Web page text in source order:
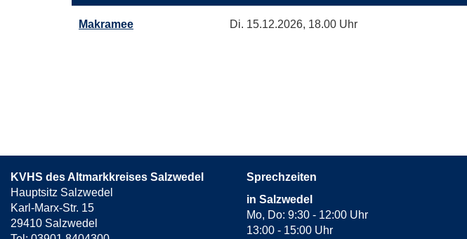
Tabellenüberschriften
Makramee
Di. 15.12.2026, 18.00 Uhr
KVHS des Altmarkkreises Salzwedel
Hauptsitz Salzwedel
Karl-Marx-Str. 15
29410 Salzwedel
Sprechzeiten
in Salzwedel
Mo, Do: 9:30 - 12:00 Uhr
13:00 - 15:00 Uhr